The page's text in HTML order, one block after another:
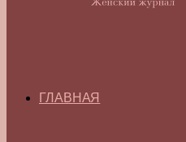
ГЛАВНАЯ